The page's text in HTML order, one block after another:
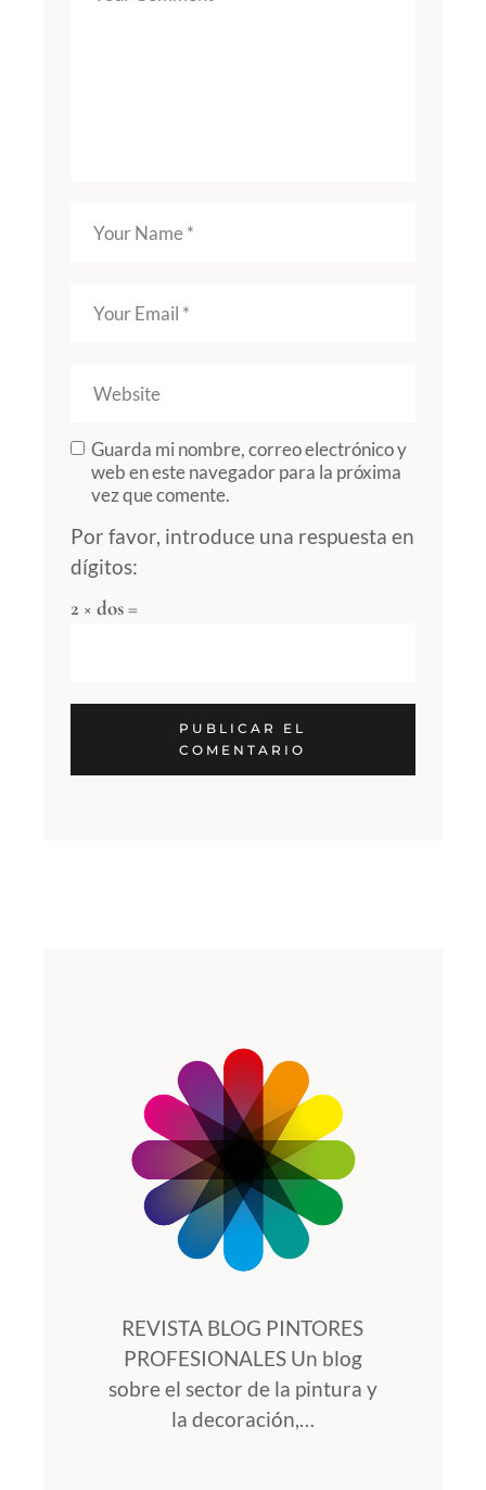
Guarda mi nombre, correo electrónico y
web en este navegador para la próxima
vez que comente.
Por favor, introduce una respuesta en
dígitos:
2 × dos =
PUBLICAR EL
COMENTARIO
REVISTA BLOG PINTORES
PROFESIONALES Un blog
sobre el sector de la pintura y
la decoración,…